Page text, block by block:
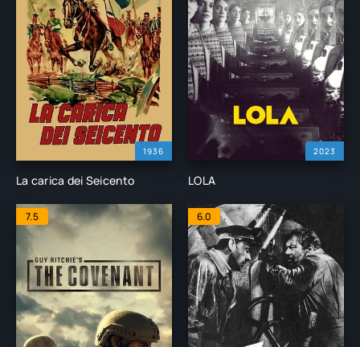
1936
La carica dei Seicento
2023
LOLA
7.5 6.0